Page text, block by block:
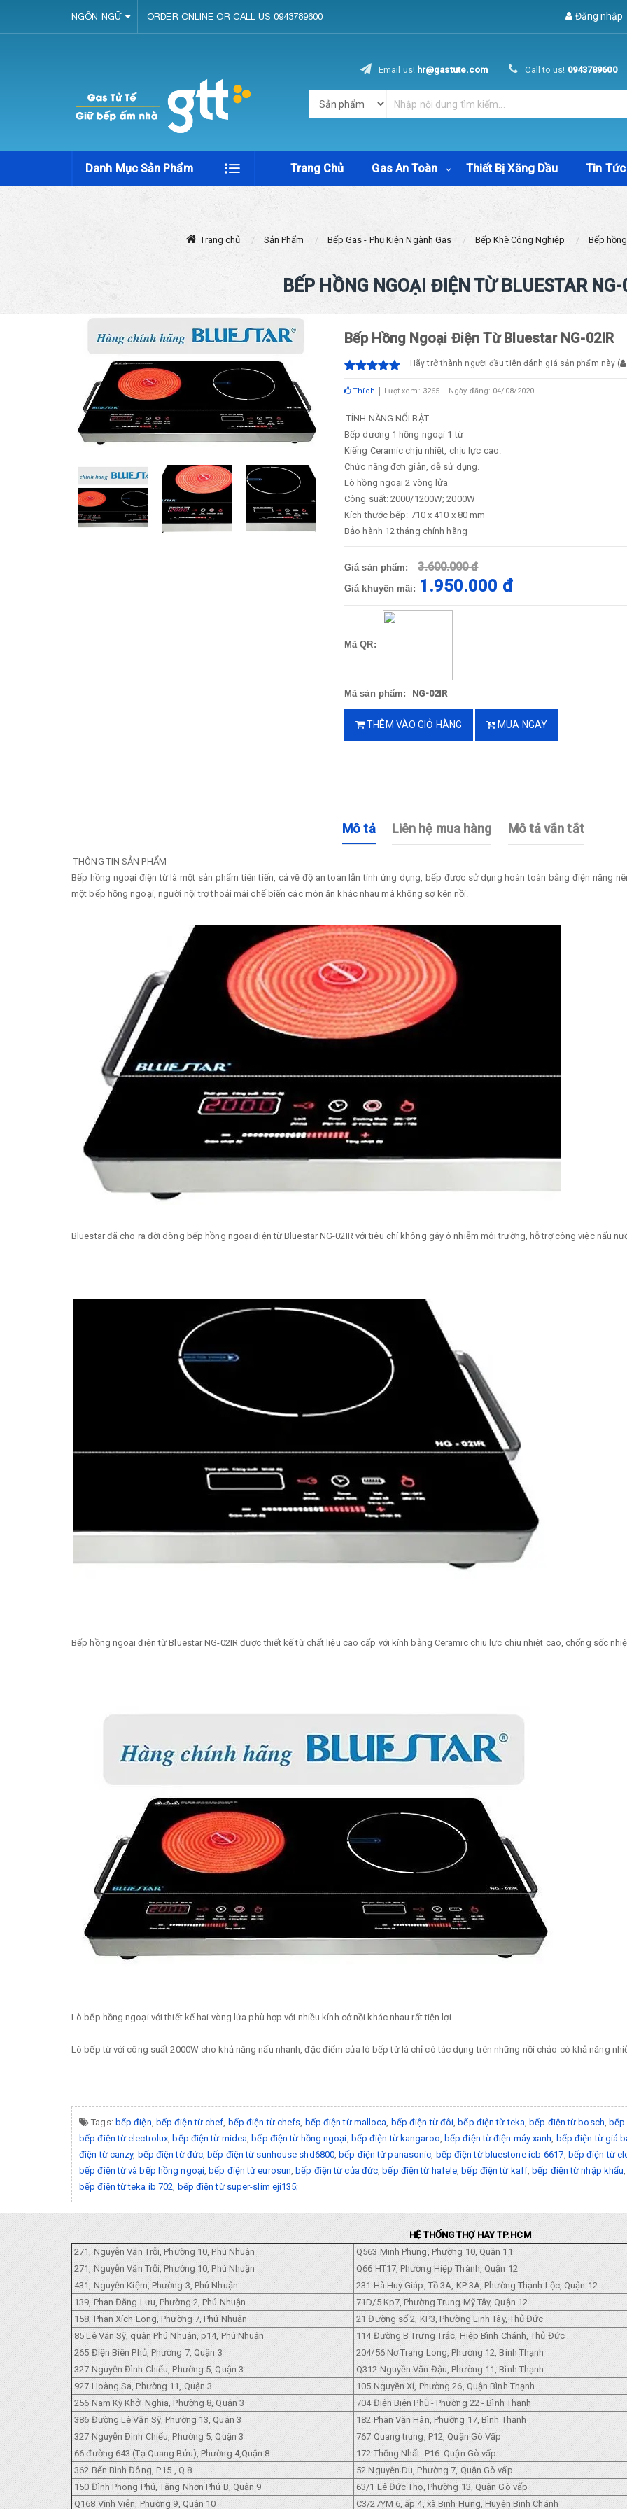
NGÔN NGỮ ORDER ONLINE OR CALL US 0943789600 Đăng nhập
Email us! hr@gastute.com Call to us! 0943789600
Danh Mục Sản Phẩm Trang Chủ Gas An Toàn Thiết Bị Xăng Dầu Tin Tức
Trang chủ Sản Phẩm Bếp Gas - Phụ Kiện Ngành Gas Bếp Khè Công Nghiệp Bếp
BẾP HỒNG NGOẠI ĐIỆN TỪ BLUESTAR
Bếp Hồng Ngoại Điện Từ Bluestar NG-02IR
Hãy trở thành người đầu tiên đánh giá sản phẩm này (
Thích Lượt xem: 3265 Ngày đăng: 04/08/2020
TÍNH NĂNG NỔI BẬT
Bếp dương 1 hồng ngoại 1 từ
Kiếng Ceramic chịu nhiệt, chịu lực cao.
Chức năng đơn giản, dễ sử dụng.
Lò hồng ngoại 2 vòng lửa
Công suất: 2000/1200W; 2000W
Kích thước bếp: 710 x 410 x 80 mm
Bảo hành 12 tháng chính hãng
Giá sản phẩm: 3.600.000 đ
Giá khuyến mãi: 1.950.000 đ
Mã QR:
Mã sản phẩm: NG-02IR
THÊM VÀO GIỎ HÀNG MUA NGAY
Mô tả Liên hệ mua hàng Mô tả vắn tắt
THÔNG TIN SẢN PHẨM
Bếp hồng ngoại điện từ là một sản phẩm tiên tiến, cả về độ an toàn lẫn tính ứng dụng, bếp được sử dụng hoàn toàn bằng điện năng
một bếp hồng ngoại, người nội trợ thoải mái chế biến các món ăn khác nhau mà không sợ kén nồi.
Bluestar đã cho ra đời dòng bếp hồng ngoại điện từ Bluestar NG-02IR với tiêu chí không gây ô nhiễm môi trường, hỗ trợ công việc nấu
Bếp hồng ngoại điện từ Bluestar NG-02IR được thiết kế từ chất liệu cao cấp với kính bằng Ceramic chịu lực chịu nhiệt cao, chống sốc
Lò bếp hồng ngoại với thiết kế hai vòng lửa phù hợp với nhiều kính cở nồi khác nhau rất tiện lợi.
Lò bếp từ với công suất 2000W cho khả năng nấu nhanh, đặc điểm của lò bếp từ là chỉ có tác dụng trên những nồi chảo có khả năng
Tags: bếp điện bếp điện từ chef bếp điện từ chefs bếp điện từ malloca bếp điện từ đôi ,bếp điện từ teka ,bếp điện từ bosch ,bếp
bếp điện từ electrolux ,bếp điện từ midea ,bếp điện từ hồng ngoại bếp điện từ kangaroo bếp điện từ điện máy xanh bếp điện từ giá
điện từ canzy, bếp điện từ đức ,bếp điện từ sunhouse shd6800 ,bếp điện từ panasonic bếp điện từ bluestone icb-6617 bếp điện từ
bếp điện từ và bếp hồng ngoại,bếp điện từ eurosun ,bếp điện từ của đức ,bếp điện từ hafele ,bếp điện từ kaff,bếp điện từ nhập khẩu
bếp điện từ teka ib 702 bếp điện từ super-slim eji135;
HỆ THỐNG THỢ HAY TP.HCM
271, Nguyễn Văn Trỗi, Phường 10, Phú Nhuận
Q563 Minh Phụng, Phường 10, Quận 11
271, Nguyễn Văn Trỗi, Phường 10, Phú Nhuận
Q66 HT17, Phường Hiệp Thành, Quận 12
431, Nguyễn Kiệm, Phường 3, Phú Nhuận
231 Hà Huy Giáp, Tồ 3A, KP 3A, Phường Thạnh Lộc, Quận 12
139, Phan Đăng Lưu, Phường 2, Phú Nhuận
71D/5 Kp7, Phường Trung Mỹ Tây, Quận 12
158, Phan Xích Long, Phường 7, Phú Nhuận
21 Đường số 2, KP3, Phường Linh Tây, Thủ Đức
85 Lê Văn Sỹ, quận Phú Nhuận, p14, Phú Nhuận
114 Đường B Trưng Trắc, Hiệp Bình Chánh, Thủ Đức
265 Điện Biên Phủ, Phường 7, Quận 3
204/56 Nơ Trang Long, Phường 12, Binh Thạnh
327 Nguyễn Đình Chiểu, Phường 5, Quận 3
Q312 Nguyền Văn Đậu, Phường 11, Bình Thạnh
927 Hoàng Sa, Phường 11, Quận 3
105 Nguyền Xí, Phường 26, Quận Bình Thạnh
256 Nam Kỳ Khởi Nghĩa, Phường 8, Quận 3
704 Điện Biên Phũ - Phường 22 - Bình Thạnh
386 Đường Lê Văn Sỹ, Phường 13, Quận 3
182 Phan Văn Hân, Phường 17, Bình Thạnh
327 Nguyễn Đình Chiểu, Phường 5, Quận 3
767 Quang trung, P12, Quận Gò Vấp
66 đường 643 (Tạ Quang Bửu), Phường 4,Quận 8
172 Thống Nhất. P16. Quận Gò vấp
362 Bến Bình Đông, P.15 , Q.8
52 Nguyễn Du, Phường 7, Quận Gò vấp
150 Đình Phong Phú, Tăng Nhơn Phú B, Quận 9
63/1 Lê Đức Thọ, Phường 13, Quận Gò vấp
Q168 Vĩnh Viễn, Phường 9, Quận 10
C3/27YM 6, ấp 4, xã Binh Hưng, Huyện Bình Chánh